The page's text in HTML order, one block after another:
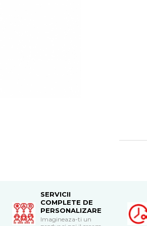
SERVICII
COMPLETE DE
PERSONALIZARE
Imagineaza-ti un